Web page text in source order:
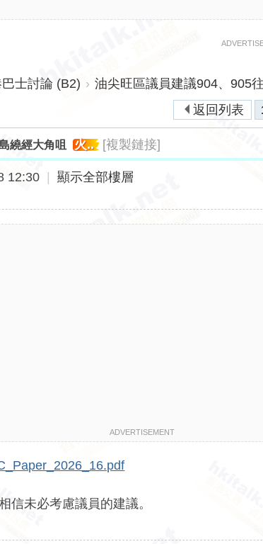
士討論 (B2) › 油尖旺區議員建議904、905
返回列表
繞經大角咀 火.. [複製鏈接]
12:30 顯示全部樓層
ADVERTISEMENT
信未必考慮議員的建議。